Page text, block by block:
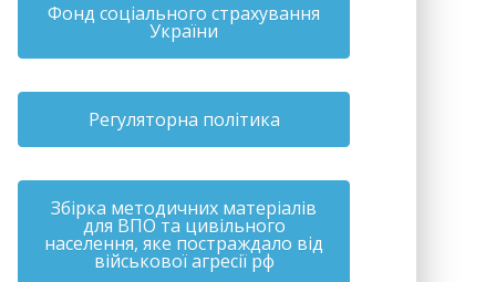
Фонд соціального страхування
України
Регуляторна політика
Збірка методичних матеріалів
для ВПО та цивільного
населення, яке постраждало від
військової агресії рф